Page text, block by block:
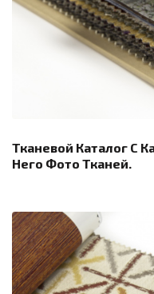
Тканевой Каталог С
Него Фото Тканей.